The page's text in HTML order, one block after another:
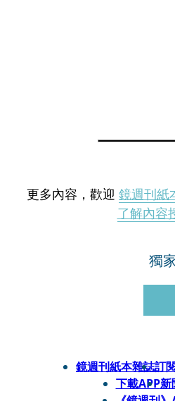
更多內容，歡迎 鏡週刊紙
了解內容
獨
鏡週刊紙本雜誌訂
下載APP新